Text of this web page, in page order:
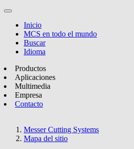
Inicio
MCS en todo el mundo
Buscar
Idioma
Productos
Aplicaciones
Multimedia
Empresa
Contacto
Messer Cutting Systems
Mapa del sitio